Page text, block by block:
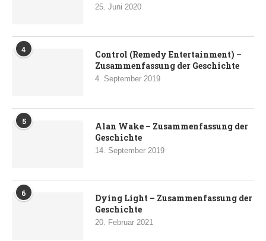
25. Juni 2020
4
Control (Remedy Entertainment) –
Zusammenfassung der Geschichte
4. September 2019
5
Alan Wake – Zusammenfassung der
Geschichte
14. September 2019
6
Dying Light – Zusammenfassung der
Geschichte
20. Februar 2021